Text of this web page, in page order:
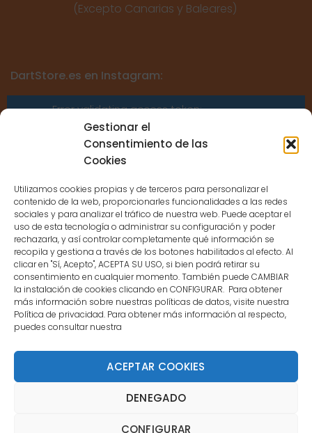
Gestionar el
Consentimiento de las
Cookies
Utilizamos cookies propias y de terceros para personalizar el
contenido de la web, proporcionarles funcionalidades a las redes
sociales y para analizar el tráfico de nuestra web. Puede aceptar el
uso de esta tecnología o administrar su configuración y poder
rechazarla, y así controlar completamente qué información se
recopila y gestiona a través de los botones habilitados al efecto. Al
clicar en "Sí, Acepto", ACEPTA SU USO, si bien podrá retirar su
consentimiento en cualquier momento. También puede CAMBIAR
la instalación de cookies clicando en CONFIGURAR. Para obtener
más información sobre nuestras políticas de datos, visite nuestra
Política de privacidad. Para obtener más información al respecto,
puedes consultar nuestra
ACEPTAR COOKIES
DENEGADO
CONFIGURAR
(Excepto Canarias y Baleares)
DartStore.es en Instagram:
Error validating access token:
Sessions for the user are not allowed
because the user is not a confirmed
CONTACTO
MENÚ PRINCIPAL
MI CUENTA
DOCUMENTACIÓN
reservados. | La Mejor Tienda de Dardos y Dianas de